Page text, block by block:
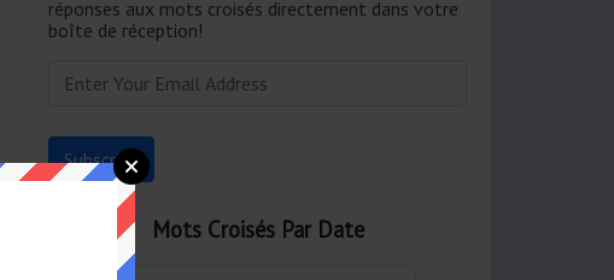
réponses aux mots croisés directement dans votre
boîte de réception!
Mots Croisés Par Date